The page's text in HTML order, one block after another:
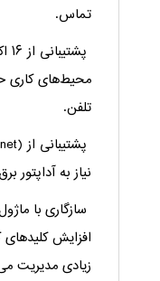
تماس.
محیط‌های کاری
تلفن.
نیاز به آداپتور
افزایش کلیدهای
زیادی مدیریت